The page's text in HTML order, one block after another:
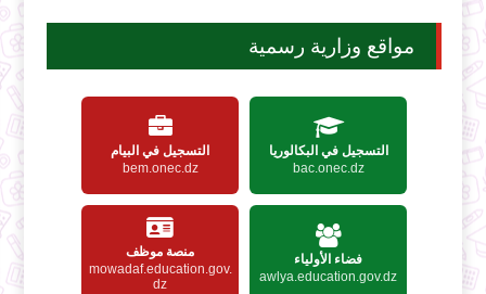
مواقع وزارية رسمية
التسجيل في البكالوريا
bac.onec.dz
التسجيل في البيام
bem.onec.dz
فضاء الأولياء
awlya.education.gov.dz
منصة موظف
mowadaf.education.gov.
dz